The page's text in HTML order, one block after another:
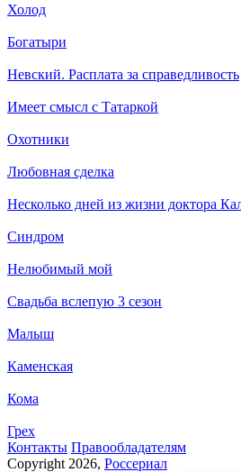
Холод
Богатыри
Невский. Расплата за справедливость
Имеет смысл с Татаркой
Охотники
Любовная сделка
Несколько дней из жизни доктора
Синдром
Нелюбимый мой
Свадьба вслепую 3 сезон
Малыш
Каменская
Кома
Грех
Кон­так­ты Пра­во­об­ла­да­те­лям
Copyright 2026, Россериал